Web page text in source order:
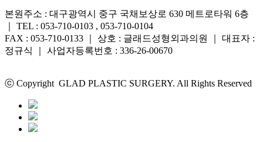
본원주소 : 대구광역시 중구 국채보상로 630 메트로타워 6층
｜ TEL : 053-710-0103 , 053-710-0104
FAX : 053-710-0133 ｜ 상호 : 글래드성형외과의원 ｜ 대표자 :
정규식 ｜ 사업자등록번호 : 336-26-00670
ⓒ Copyright GLAD PLASTIC SURGERY. All Rights Reserved